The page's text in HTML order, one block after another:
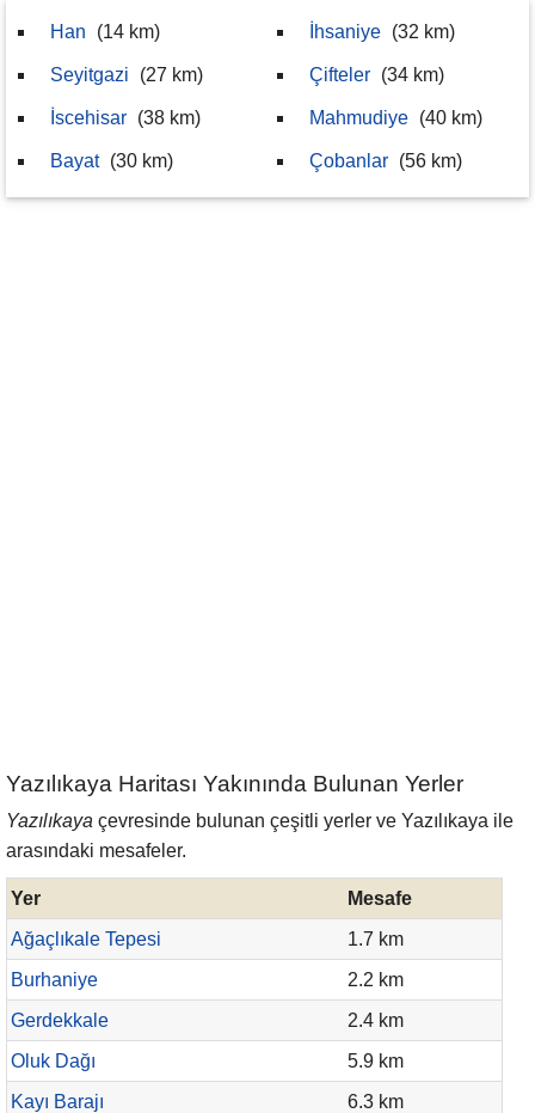
Han (14 km)
Seyitgazi (27 km)
İscehisar (38 km)
Bayat (30 km)
İhsaniye (32 km)
Çifteler (34 km)
Mahmudiye (40 km)
Çobanlar (56 km)
Yazılıkaya Haritası Yakınında Bulunan Yerler
Yazılıkaya çevresinde bulunan çeşitli yerler ve Yazılıkaya ile
arasındaki mesafeler.
Yer
Mesafe
Ağaçlıkale Tepesi
1.7 km
Burhaniye
2.2 km
Gerdekkale
2.4 km
Oluk Dağı
5.9 km
Kayı Barajı
6.3 km